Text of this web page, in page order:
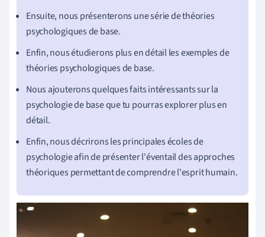
Ensuite, nous présenterons une série de théories
psychologiques de base.
Enfin, nous étudierons plus en détail les exemples de
théories psychologiques de base.
Nous ajouterons quelques faits intéressants sur la
psychologie de base que tu pourras explorer plus en
détail.
Enfin, nous décrirons les principales écoles de
psychologie afin de présenter l'éventail des approches
théoriques permettant de comprendre l'esprit humain.